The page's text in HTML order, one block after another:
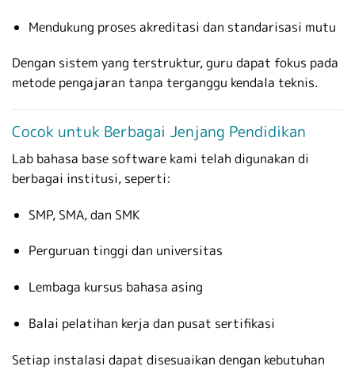
Mendukung proses akreditasi dan standarisasi mutu
Dengan sistem yang terstruktur, guru dapat fokus pada
metode pengajaran tanpa terganggu kendala teknis.
Cocok untuk Berbagai Jenjang Pendidikan
Lab bahasa base software kami telah digunakan di
berbagai institusi, seperti:
SMP, SMA, dan SMK
Perguruan tinggi dan universitas
Lembaga kursus bahasa asing
Balai pelatihan kerja dan pusat sertifikasi
Setiap instalasi dapat disesuaikan dengan kebutuhan